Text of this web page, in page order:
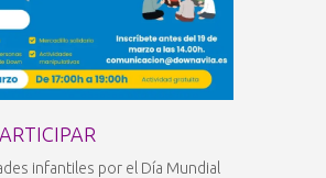
infantiles por el Día Mundial